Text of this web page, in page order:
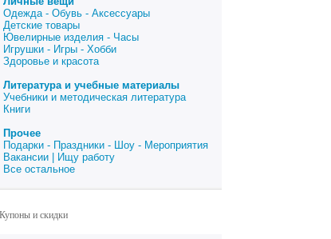
Одежда - Обувь - Аксессуары
Детские товары
Ювелирные изделия - Часы
Игрушки - Игры - Хобби
Здоровье и красота
Литература и учебные материалы
Учебники и методическая литература
Книги
Прочее
Подарки - Праздники - Шоу - Мероприятия
Вакансии | Ищу работу
Все остальное
Купоны и скидки